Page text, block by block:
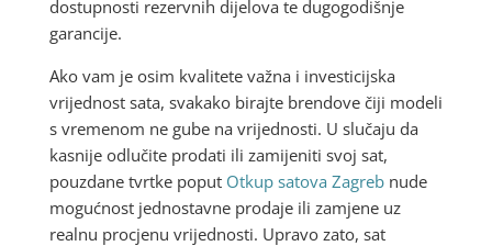
dostupnosti rezervnih dijelova te dugogodišnje
garancije.
Ako vam je osim kvalitete važna i investicijska
vrijednost sata, svakako birajte brendove čiji modeli
s vremenom ne gube na vrijednosti. U slučaju da
kasnije odlučite prodati ili zamijeniti svoj sat,
pouzdane tvrtke poput Otkup satova Zagrebnude
mogućnost jednostavne prodaje ili zamjene uz
realnu procjenu vrijednosti. Upravo zato, sat